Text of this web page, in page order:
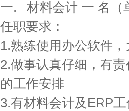
一. 材料会计 一 名（
任职要求：
1.熟练使用办公软件
2.做事认真仔细，有
的工作安排
3.有材料会计及ERP